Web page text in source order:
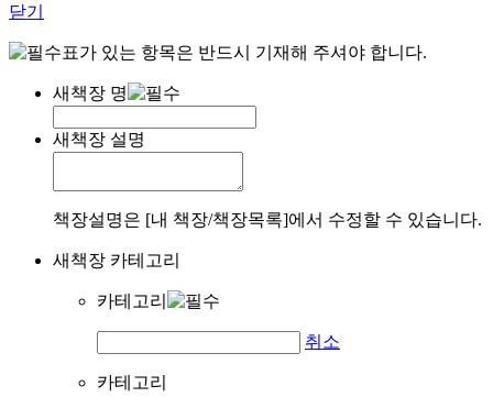
닫기
표가 있는 항목은 반드시 기재해 주셔야 합니다.
새책장 명
새책장 설명
책장설명은 [내 책장/책장목록]에서 수정할 수 있습니다.
새책장 카테고리
카테고리
취소
카테고리